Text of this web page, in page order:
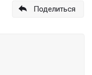
Поделиться